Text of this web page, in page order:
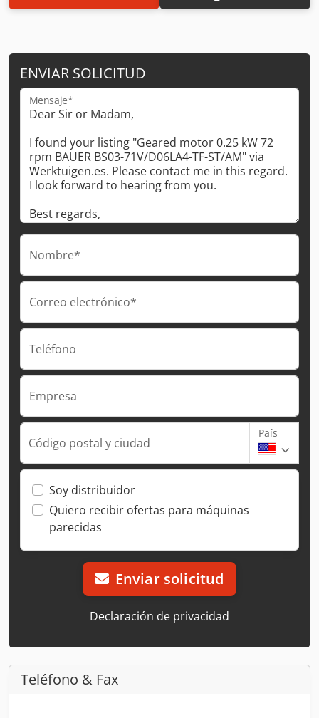
ENVIAR SOLICITUD
Mensaje*
Nombre*
Correo electrónico*
Teléfono
Empresa
Código postal y ciudad
País
Soy distribuidor
Quiero recibir ofertas para máquinas
parecidas
Enviar solicitud
Declaración de privacidad
Teléfono & Fax